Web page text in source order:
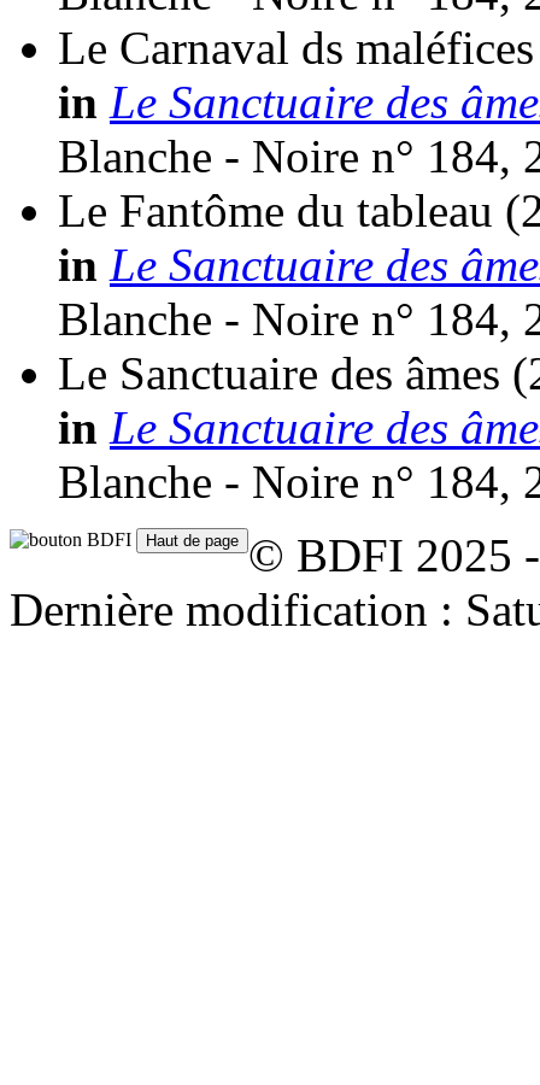
Le Carnaval ds maléfices
in Le Sanctuaire des
Blanche - Noire n° 184,
Le Fantôme du tableau
in Le Sanctuaire des
Blanche - Noire n° 184,
Le Sanctuaire des âmes
in Le Sanctuaire des
Blanche - Noire n° 184,
© BDFI 2025
Dernière modification :